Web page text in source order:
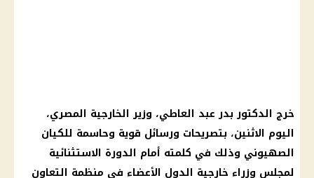
خرج الدكتور بدر عبد العاطي، وزير الخارجية المصري،
اليوم الاثنين، بتصريحات ورسائل قوية وحاسمة للكيان
الصهيوني وذلك في كلمته أمام الدورة الاستثنائية
لمجلس وزراء خارجية الدول الأعضاء في منظمة التعاون